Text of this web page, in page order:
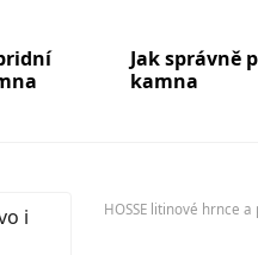
Jak správně
kamna
i
HOSSE litinové hrnce a